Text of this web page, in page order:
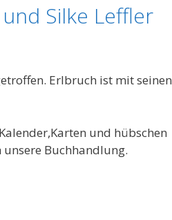
Silke Leffler
Erlbruch ist mit seinen
und hübschen
Buchhandlung.